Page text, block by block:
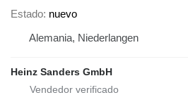
Estado nuevo
Alemania, Niederlangen
Heinz Sanders GmbH